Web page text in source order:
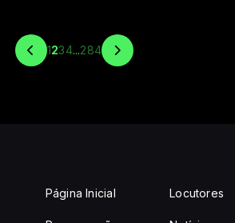
1234...284
Página Inicial Locutores